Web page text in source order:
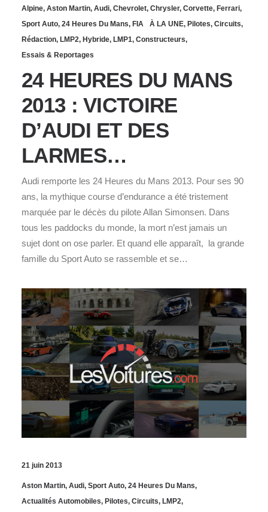
Alpine, Aston Martin, Audi, Chevrolet, Chrysler, Corvette, Ferrari,
Sport Auto, 24 Heures Du Mans, FIA À LA UNE, Pilotes, Circuits,
Rédaction, LMP2, Hybride, LMP1, Constructeurs,
Essais & Reportages
24 HEURES DU MANS
2013 : VICTOIRE
D’AUDI ET DES
LARMES…
Audi remporte les 24 Heures du Mans 2013. Pour ses 90
ans, la mythique course d’endurance a été tristement
marquée par le décès du pilote Allan Simonsen. Dans
tous les paddocks du monde, la mort n’est jamais un
sujet dont on ose parler. Et quand elle apparaît, la grande
famille du Sport Auto se rassemble et se…
21 juin 2013
Aston Martin, Audi, Sport Auto, 24 Heures Du Mans,
Actualités Automobiles, Pilotes, Circuits, LMP2,